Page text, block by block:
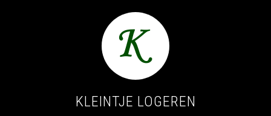
KLEINTJE LOGEREN